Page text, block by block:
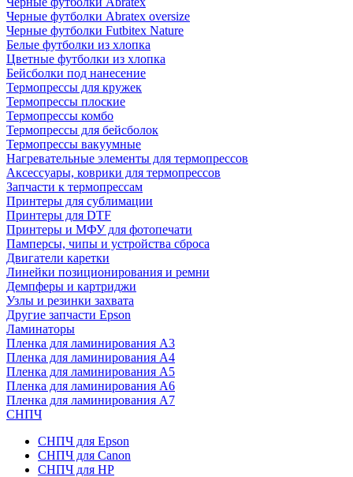
Черные футболки Abratex oversize
Черные футболки Futbitex Nature
Белые футболки из хлопка
Цветные футболки из хлопка
Бейсболки под нанесение
Термопрессы для кружек
Термопрессы плоские
Термопрессы комбо
Термопрессы для бейсболок
Термопрессы вакуумные
Нагревательные элементы для термопрессов
Аксессуары, коврики для термопрессов
Запчасти к термопрессам
Принтеры для сублимации
Принтеры для DTF
Принтеры и МФУ для фотопечати
Памперсы, чипы и устройства сброса
Двигатели каретки
Линейки позиционирования и ремни
Демпферы и картриджи
Узлы и резинки захвата
Другие запчасти Epson
Ламинаторы
Пленка для ламинирования А3
Пленка для ламинирования А4
Пленка для ламинирования А5
Пленка для ламинирования А6
Пленка для ламинирования А7
СНПЧ
СНПЧ для Epson
СНПЧ для Canon
СНПЧ для HP